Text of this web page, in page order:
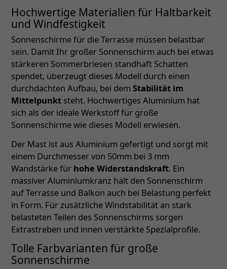
Hochwertige Materialien für Haltbarkeit
und Windfestigkeit
Sonnenschirme für die Terrasse müssen belastbar
sein. Damit Ihr großer Sonnenschirm auch bei etwas
stärkeren Sommerbriesen standhaft Schatten
spendet, überzeugt dieses Modell durch einen
durchdachten Aufbau, bei dem Stabilität im
Mittelpunkt steht. Hochwertiges Aluminium hat
sich als der ideale Werkstoff für große
Sonnenschirme wie dieses Modell erwiesen.
Der Mast ist aus Aluminium gefertigt und sorgt mit
einem Durchmesser von 50mm bei 3 mm
Wandstärke für hohe Widerstandskraft. Ein
massiver Aluminiumkranz hält den Sonnenschirm
auf Terrasse und Balkon auch bei Belastung perfekt
in Form. Für zusätzliche Windstabilität an stark
belasteten Teilen des Sonnenschirms sorgen
Extrastreben und innen verstärkte Spezialprofile.
Tolle Farbvarianten für große
Sonnenschirme